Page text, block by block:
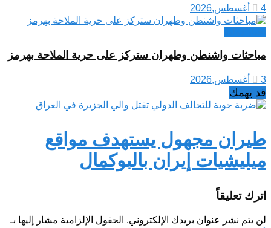
4 أغسطس,2026
مباحثات واشنطن وطهران ستركز على حرية الملاحة بهرمز
3 أغسطس,2026
قد يهمك
طيران مجهول يستهدف مواقع
ميليشيات إيران بالبوكمال
اترك تعليقاً
لن يتم نشر عنوان بريدك الإلكتروني. الحقول الإلزامية مشار إليها بـ